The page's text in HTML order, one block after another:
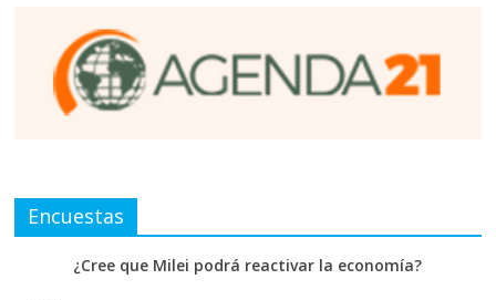
Encuestas
¿Cree que Milei podrá reactivar la economía?